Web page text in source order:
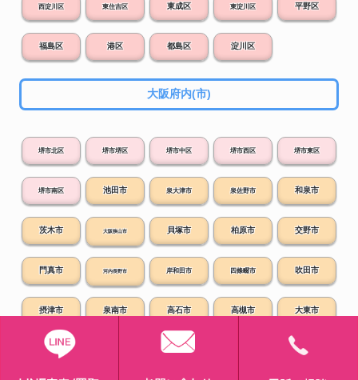
西淀川区 東住吉区 東成区 東淀川区 平野区
福島区 港区 都島区 淀川区
大阪府内(市)
堺市北区 堺市堺区 堺市中区 堺市西区 堺市東区
堺市南区 池田市 泉大津市 泉佐野市 和泉市
茨木市 大阪狭山市 貝塚市 柏原市 交野市
門真市 河内長野市 岸和田市 四條畷市 吹田市
摂津市 泉南市 高石市 高槻市 大東市
豊中市 寝屋川市 阪南市